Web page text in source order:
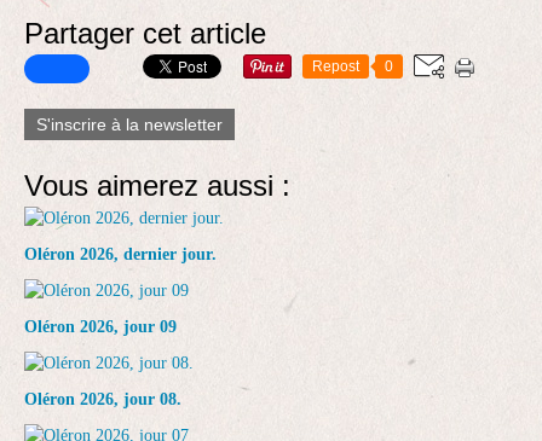
Partager cet article
Repost 0
S'inscrire à la newsletter
Vous aimerez aussi :
Oléron 2026, dernier jour.
Oléron 2026, jour 09
Oléron 2026, jour 08.